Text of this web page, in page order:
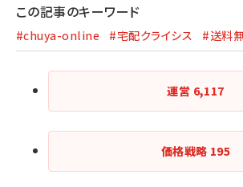
この記事のキーワード
#chuya-online #宅配クライシス #送料
運営 6,117
価格戦略 195